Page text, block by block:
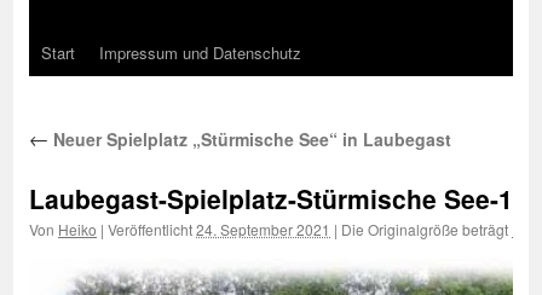
Start Impressum und Datenschutz
← Neuer Spielplatz „Stürmische See“ in Laubegast
Laubegast-Spielplatz-Stürmische See-11
Von Heiko | Veröffentlicht24. September 2021 | Die Originalgröße beträgt